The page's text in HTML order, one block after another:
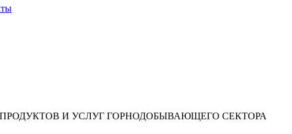
И УСЛУГ ГОРНОДОБЫВАЮЩЕГО СЕКТОРА